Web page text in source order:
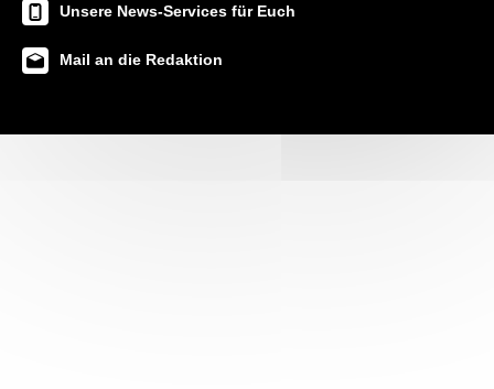
Unsere News-Services für Euch
Mail an die Redaktion